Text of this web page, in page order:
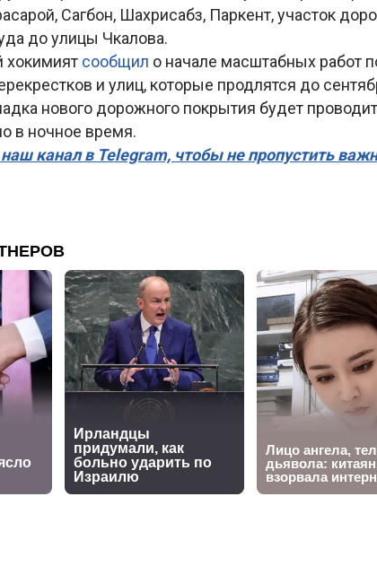
Сагбон, Шахрисабз, Паркент, участок
до улицы Чкалова.
хокимият сообщил о начале масштабных работ
и улиц, которые продлятся до
нового дорожного покрытия будет
в ночное время.
канал в Telegram, чтобы не пропустить